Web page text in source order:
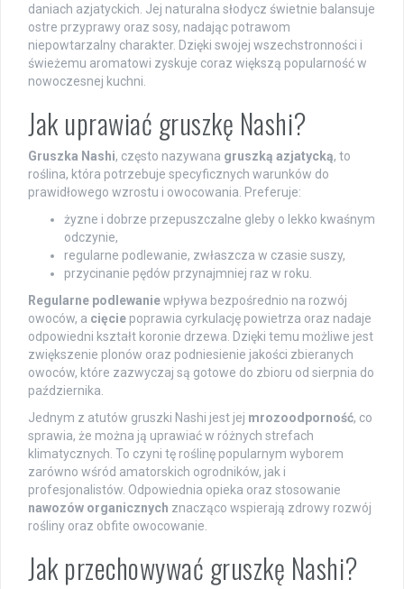
daniach azjatyckich. Jej naturalna słodycz świetnie balansuje
ostre przyprawy oraz sosy, nadając potrawom
niepowtarzalny charakter. Dzięki swojej wszechstronności i
świeżemu aromatowi zyskuje coraz większą popularność w
nowoczesnej kuchni.
Jak uprawiać gruszkę Nashi?
Gruszka Nashi, często nazywana gruszką azjatycką, to
roślina, która potrzebuje specyficznych warunków do
prawidłowego wzrostu i owocowania. Preferuje:
żyzne i dobrze przepuszczalne gleby o lekko kwaśnym
odczynie,
regularne podlewanie, zwłaszcza w czasie suszy,
przycinanie pędów przynajmniej raz w roku.
Regularne podlewaniewpływa bezpośrednio na rozwój
owoców, a cięcie poprawia cyrkulację powietrza oraz nadaje
odpowiedni kształt koronie drzewa. Dzięki temu możliwe jest
zwiększenie plonów oraz podniesienie jakości zbieranych
owoców, które zazwyczaj są gotowe do zbioru od sierpnia do
października.
Jednym z atutów gruszki Nashi jest jej mrozoodporność, co
sprawia, że można ją uprawiać w różnych strefach
klimatycznych. To czyni tę roślinę popularnym wyborem
zarówno wśród amatorskich ogrodników, jak i
profesjonalistów. Odpowiednia opieka oraz stosowanie
nawozów organicznych znacząco wspierają zdrowy rozwój
rośliny oraz obfite owocowanie.
Jak przechowywać gruszkę Nashi?